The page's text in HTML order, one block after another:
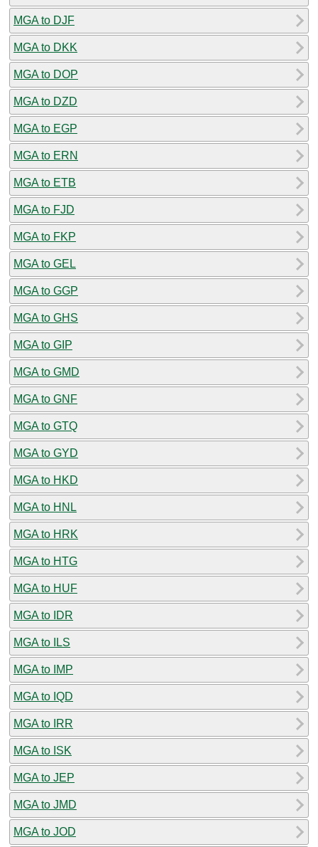
MGA to DJF
MGA to DKK
MGA to DOP
MGA to DZD
MGA to EGP
MGA to ERN
MGA to ETB
MGA to FJD
MGA to FKP
MGA to GEL
MGA to GGP
MGA to GHS
MGA to GIP
MGA to GMD
MGA to GNF
MGA to GTQ
MGA to GYD
MGA to HKD
MGA to HNL
MGA to HRK
MGA to HTG
MGA to HUF
MGA to IDR
MGA to ILS
MGA to IMP
MGA to IQD
MGA to IRR
MGA to ISK
MGA to JEP
MGA to JMD
MGA to JOD